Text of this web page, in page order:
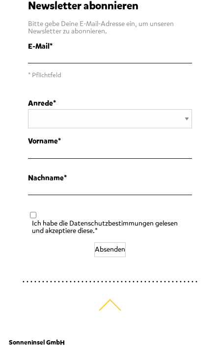
Newsletter abonnieren
Bitte gebe Deine E-Mail-Adresse ein, um unseren
Newsletter zu abonnieren.
E-Mail
* Pflichtfeld
Anrede
Vorname
Nachname
Ich habe die Datenschutzbestimmungen gelesen
und akzeptiere diese.*
Absenden
Sonneninsel GmbH